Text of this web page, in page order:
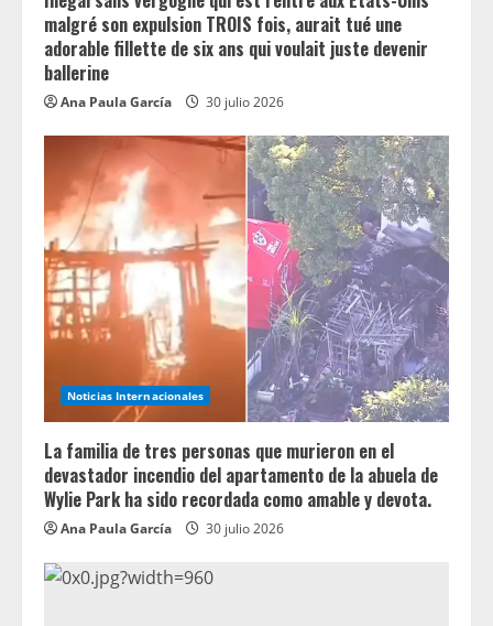
malgré son expulsion TROIS fois, aurait tué une
adorable fillette de six ans qui voulait juste devenir
ballerine
Ana Paula García 30 julio 2026
Noticias Internacionales
La familia de tres personas que murieron en el
devastador incendio del apartamento de la abuela de
Wylie Park ha sido recordada como amable y devota.
Ana Paula García 30 julio 2026